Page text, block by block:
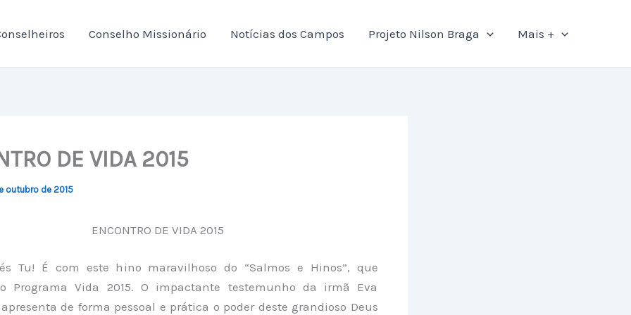
Conselho Missionário Notícias dos Campos Projeto Nilson Braga Mais +
DE VIDA 2015
outubro de 2015
ENCONTRO DE VIDA 2015
Tu! É com este hino maravilhoso do “Salmos e Hinos”, que
Programa Vida 2015. O impactante testemunho da irmã Eva
de forma pessoal e prática o poder deste grandioso Deus